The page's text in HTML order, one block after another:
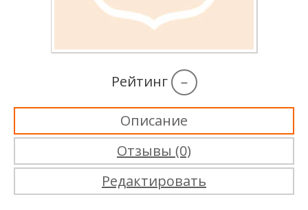
Рейтинг –
Описание
Отзывы (0)
Редактировать